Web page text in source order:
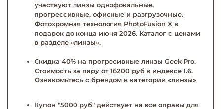
участвуют линзы однофокальные,
прогрессивные, офисные и разгрузочные.
Фотохромная технология PhotoFusion X в
подарок до конца июня 2026. Каталог с ценами
в разделе «линзы».
Скидка 40% на прогресивные линзы Geek Pro.
Стоимость за пару от 16200 руб в индексе 1.6.
Ознакомьтесь с брендом в категории «линзы»
Купон "5000 руб" действует на все оправы для